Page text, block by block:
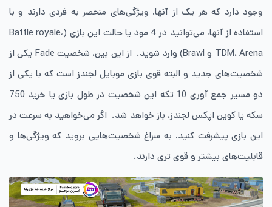
وجود دارد که هر یک از آنها، ویژگی‌های منحصر به فردی دارند و با
استفاده از آنها، می‌توانید در 4 مود یا حالت این بازی (Battle royale،
TDM، Arena و Brawl) وارد شوید. از این بین، شخصیت Fade یکی از
شخصیت‌های جدید و البته قوی بازی موبایل لجندز است که با یکی از
دو مسیر جمع آوری 10 تکه این شخصیت در طول بازی یا خرید 750
سکه یا کوین اپکس لجندز، باز خواهد شد. اگر می‌خواهید به سرعت در
این بازی پیشرفت کنید، به سراغ شخصیت‌هایی بروید که ویژگی‌ها و
قابلیت‌های بیشتر و قوی تری دارند.